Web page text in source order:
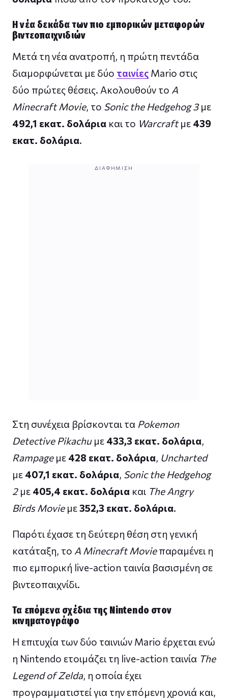
Η νέα δεκάδα των πιο εμπορικών μεταφορών
βιντεοπαιχνιδιών
Μετά τη νέα ανατροπή, η πρώτη πεντάδα
διαμορφώνεται με δύο ταινίες Mario στις
δύο πρώτες θέσεις. Ακολουθούν το A
Minecraft Movie, το Sonic the Hedgehog 3με
492,1 εκατ. δολάρια και το Warcraftμε 439
εκατ. δολάρια.
ΔΙΑΦΉΜΙΣΗ
Στη συνέχεια βρίσκονται τα Pokemon
Detective Pikachuμε 433,3 εκατ. δολάρια,
Rampageμε 428 εκατ. δολάρια, Uncharted
με 407,1 εκατ. δολάρια, Sonic the Hedgehog
2με 405,4 εκατ. δολάρια και The Angry
Birds Movieμε352,3 εκατ. δολάρια.
Παρότι έχασε τη δεύτερη θέση στη γενική
κατάταξη, το A Minecraft Movieπαραμένει η
πιο εμπορική live-action ταινία βασισμένη σε
βιντεοπαιχνίδι.
Τα επόμενα σχέδια της Nintendo στον
κινηματογράφο
Η επιτυχία των δύο ταινιών Mario έρχεται ενώ
η Nintendo ετοιμάζει τη live-action ταινία The
Legend of Zelda, η οποία έχει
προγραμματιστεί για την επόμενη χρονιά και,